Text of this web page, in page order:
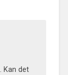
Kan det